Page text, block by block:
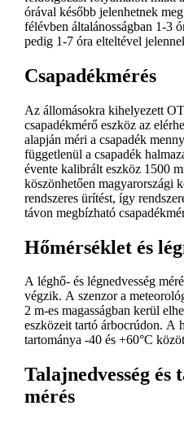
órával később jelenhetnek
félévben általánosságban 1-3
pedig 1-7 óra elteltével
Csapadékmérés
Az állomásokra kihelyezett
csapadékmérő eszköz az
alapján méri a csapadék
függetlenül a csapadék
évente kalibrált eszköz 1500
köszönhetően magyarországi
rendszeres ürítést, így
távon megbízható
Hőmérséklet és
A léghő- és légnedvesség
végzik. A szenzor a
2 m-es magasságban kerül
eszközeit tartó árbocrúdon. A
tartománya -40 és +60°C
Talajnedvesség
mérés